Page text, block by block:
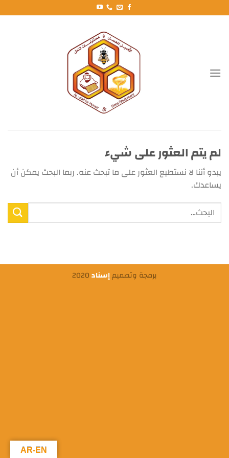
للمحتوى
لم يتم العثور على شيء
يبدو أننا لا نستطيع العثور على ما تبحث عنه. ربما البحث يمكن أن
يساعدك.
برمجة وتصميمإسناد
AR-EN